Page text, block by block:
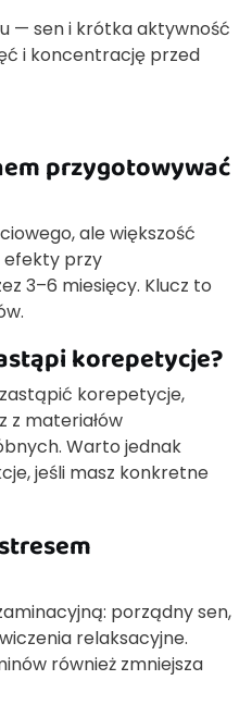
— sen i krótka aktywność
i koncentrację przed
przygotowywać
ale większość
efekty przy
3–6 miesięcy. Klucz to
korepetycje?
korepetycje,
z materiałów
Warto jednak
jeśli masz konkretne
porządny sen,
relaksacyjne.
również zmniejsza